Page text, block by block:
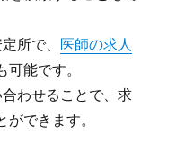
所で、 医師の求人
能です。
わせることで、求
できます。